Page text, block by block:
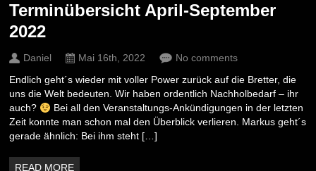
Terminübersicht April-September
2022
Daniel Mai 16th, 2022
No comments
Endlich geht´s wieder mit voller Power zurück auf die Bretter, die
uns die Welt bedeuten. Wir haben ordentlich Nachholbedarf – ihr
auch?
Bei all den Veranstaltungs-Ankündigungen in der letzten
Zeit konnte man schon mal den Überblick verlieren. Markus geht´s
gerade ähnlich: Bei ihm steht […]
READ MORE